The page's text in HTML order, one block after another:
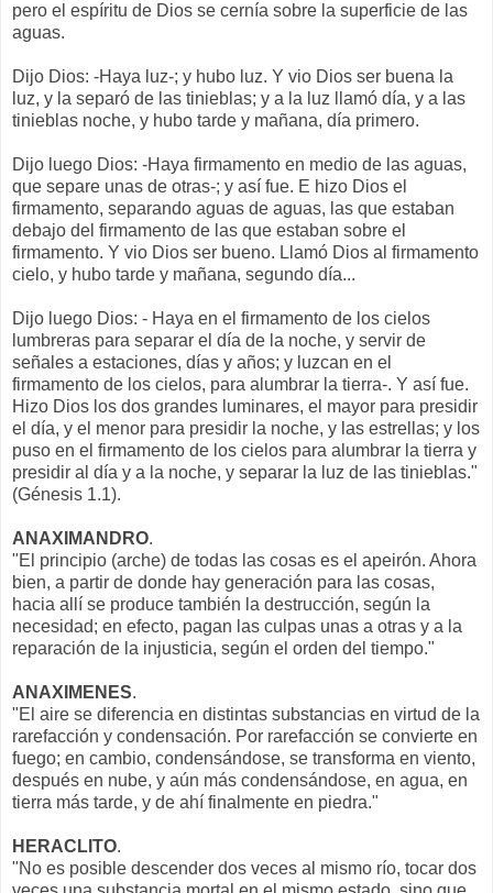
pero el espíritu de Dios se cernía sobre la superficie de las
aguas.
Dijo Dios: -Haya luz-; y hubo luz. Y vio Dios ser buena la
luz, y la separó de las tinieblas; y a la luz llamó día, y a las
tinieblas noche, y hubo tarde y mañana, día primero.
Dijo luego Dios: -Haya firmamento en medio de las aguas,
que separe unas de otras-; y así fue. E hizo Dios el
firmamento, separando aguas de aguas, las que estaban
debajo del firmamento de las que estaban sobre el
firmamento. Y vio Dios ser bueno. Llamó Dios al firmamento
cielo, y hubo tarde y mañana, segundo día...
Dijo luego Dios: - Haya en el firmamento de los cielos
lumbreras para separar el día de la noche, y servir de
señales a estaciones, días y años; y luzcan en el
firmamento de los cielos, para alumbrar la tierra-. Y así fue.
Hizo Dios los dos grandes luminares, el mayor para presidir
el día, y el menor para presidir la noche, y las estrellas; y los
puso en el firmamento de los cielos para alumbrar la tierra y
presidir al día y a la noche, y separar la luz de las tinieblas."
(Génesis 1.1).
ANAXIMANDRO.
"El principio (arche) de todas las cosas es el apeirón. Ahora
bien, a partir de donde hay generación para las cosas,
hacia allí se produce también la destrucción, según la
necesidad; en efecto, pagan las culpas unas a otras y a la
reparación de la injusticia, según el orden del tiempo."
ANAXIMENES.
"El aire se diferencia en distintas substancias en virtud de la
rarefacción y condensación. Por rarefacción se convierte en
fuego; en cambio, condensándose, se transforma en viento,
después en nube, y aún más condensándose, en agua, en
tierra más tarde, y de ahí finalmente en piedra."
HERACLITO.
"No es posible descender dos veces al mismo río, tocar dos